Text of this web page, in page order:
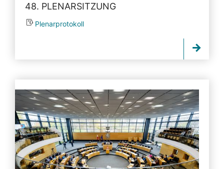
48. PLENARSITZUNG
Plenarprotokoll